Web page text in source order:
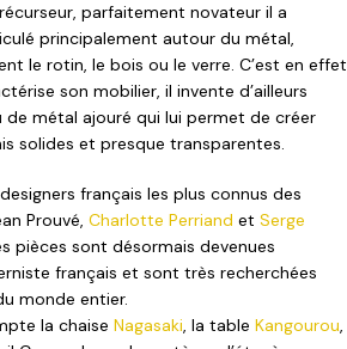
parfaitement novateur il a
principalement autour du métal,
le rotin, le bois ou le verre. C’est en effet
son mobilier, il invente d’ailleurs
de métal ajouré qui lui permet de créer
solides et presque transparentes.
français les plus connus des
Prouvé, Charlotte Perriand et Serge
pièces sont désormais devenues
français et sont très recherchées
monde entier.
la chaise Nagasaki, la table Kangourou,